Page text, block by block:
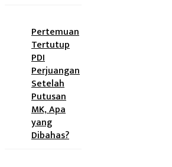
Pertemuan
Tertutup
PDI
Perjuangan
Setelah
Putusan
MK, Apa
yang
Dibahas?